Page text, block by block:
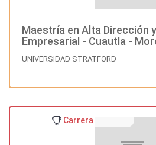
Maestría en Alta Dirección
Empresarial - Cuautla -
UNIVERSIDAD STRATFORD
Carrera